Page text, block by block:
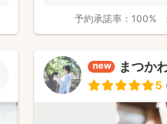
予約承諾率： 100%
new まつか
5